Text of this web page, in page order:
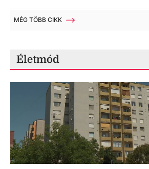
MÉG TÖBB CIKK
Életmód